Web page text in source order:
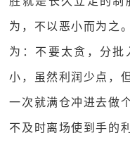
为，不以恶小而为之
为：不要太贪，分批
小，虽然利润少点，
一次就满仓冲进去做
不及时离场使到手的